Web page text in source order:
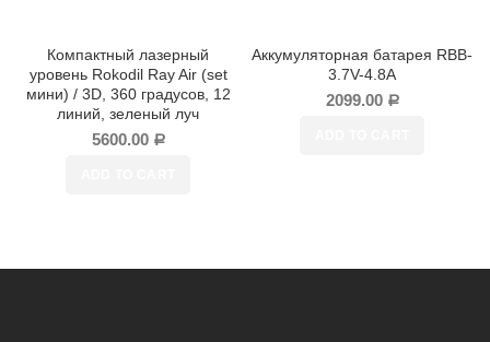
Компактный лазерный
уровень Rokodil Ray Air (set
мини) / 3D, 360 градусов, 12
линий, зеленый луч
5600.00 Р
Аккумуляторная батарея RBB-
3.7V-4.8A
2099.00 Р